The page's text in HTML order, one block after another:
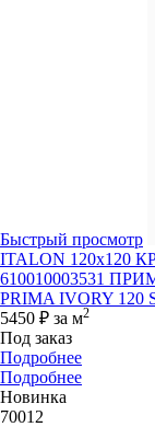
Быстрый просмотр
ITALON
610010003531
PRIMA IVORY
5450 ₽ за м2
Под заказ
Подробнее
Подробнее
Новинка
70012